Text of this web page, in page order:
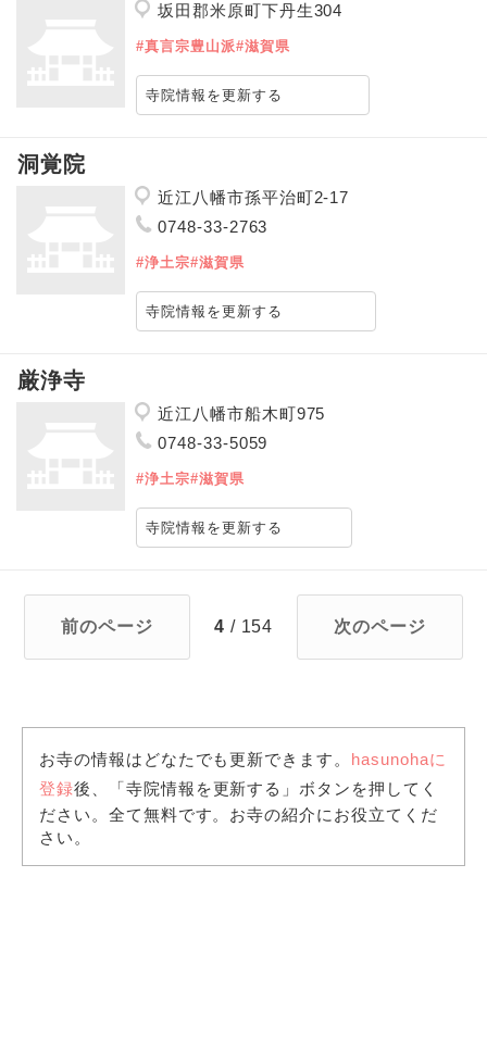
坂田郡米原町下丹生304
#真言宗豊山派#滋賀県
寺院情報を更新する
洞覚院
近江八幡市孫平治町2-17
0748-33-2763
#浄土宗#滋賀県
寺院情報を更新する
厳浄寺
近江八幡市船木町975
0748-33-5059
#浄土宗#滋賀県
寺院情報を更新する
前のページ 4 / 154 次のページ
お寺の情報はどなたでも更新できます。 hasunohaに
登録後、「寺院情報を更新する」ボタンを押してく
ださい。全て無料です。お寺の紹介にお役立てくだ
さい。